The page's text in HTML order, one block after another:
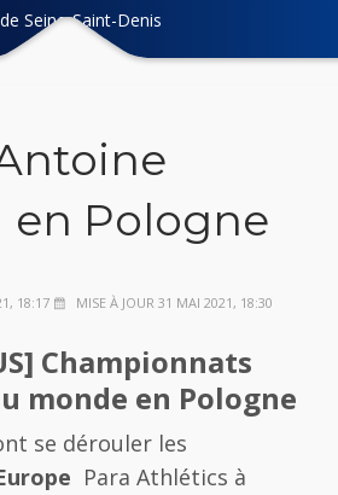
Seine-Saint-Denis
en Pologne
18:17 MISE À JOUR 31 MAI 2021, 18:30
Championnats
monde en Pologne
se dérouler les
Para Athlétics à